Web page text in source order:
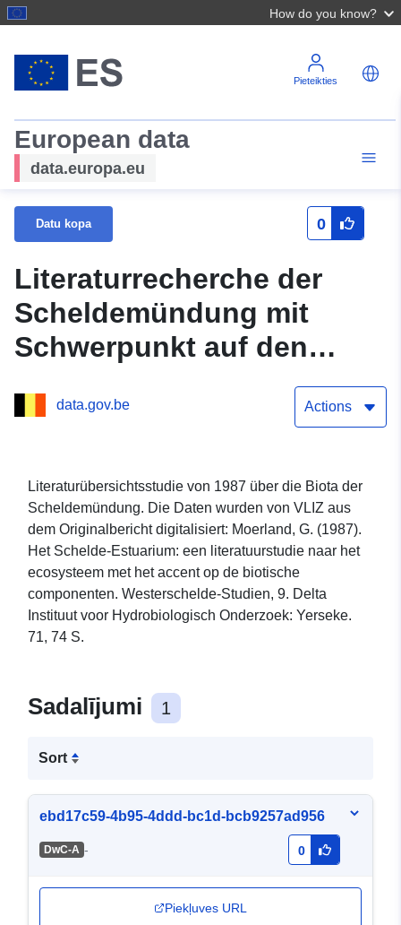
How do you know?
Pieteikties
European data
data.europa.eu
Datu kopa 0
Literaturrecherche der
Scheldemündung mit
Schwerpunkt auf den
biotischen Komponenten
data.gov.be Actions
Literaturübersichtsstudie von 1987 über die Biota der
Scheldemündung. Die Daten wurden von VLIZ aus
dem Originalbericht digitalisiert: Moerland, G. (1987).
Het Schelde-Estuarium: een literatuurstudie naar het
ecosysteem met het accent op de biotische
componenten. Westerschelde-Studien, 9. Delta
Instituut voor Hydrobiologisch Onderzoek: Yerseke.
71, 74 S.
Sadalījumi 1
Sort
ebd17c59-4b95-4ddd-bc1d-bcb9257ad956
DwC-A - 0
Piekļuves URL